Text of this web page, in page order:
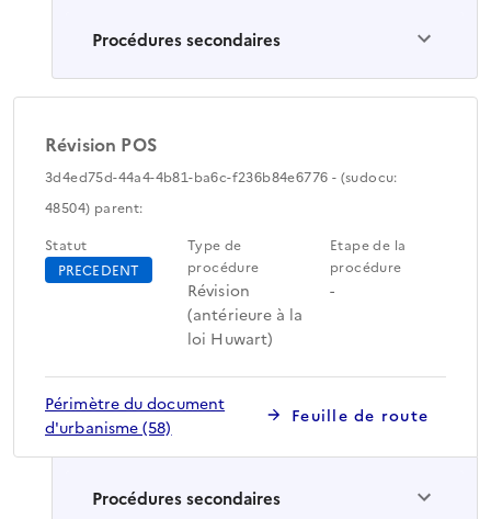
Procédures secondaires
Révision POS
3d4ed75d-44a4-4b81-ba6c-f236b84e6776 - (sudocu:
48504) parent:
Statut
PRECEDENT
Type de
procédure
Révision
(antérieure à la
loi Huwart)
Etape de la
procédure
-
Périmètre du document
d'urbanisme (58)
Feuille de route
Procédures secondaires